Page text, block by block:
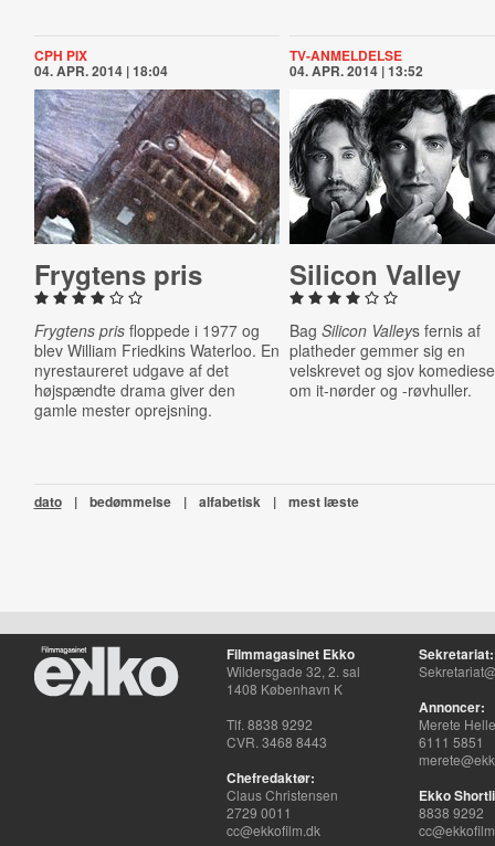
CPH PIX
04. APR. 2014 | 18:04
Frygtens pris
Frygtens prisfloppede i 1977 og
blev William Friedkins Waterloo. En
nyrestaureret udgave af det
højspændte drama giver den
gamle mester oprejsning.
TV-ANMELDELSE
04. APR. 2014 | 13:52
Silicon Valley
BagSilicon Valleys fernis af
platheder gemmer sig en
velskrevet og sjov
om it-nørder og -røvhuller.
dato | bedømmelse | alfabetisk | mest læste
Filmmagasinet Ekko
Wildersgade 32, 2. sal
1408 København K
Tlf. 8838 9292
CVR. 3468 8443
Chefredaktør:
Claus Christensen
2729 0011
cc@ekkofilm.dk
Sekretariat:
Annoncer:
Merete
6111 5851
Ekko
8838 9292